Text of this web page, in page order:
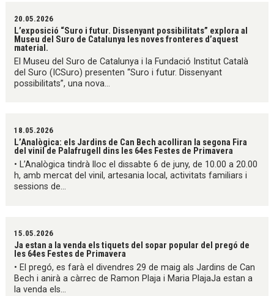
20.05.2026
L’exposició “Suro i futur. Dissenyant possibilitats” explora al
Museu del Suro de Catalunya les noves fronteres d’aquest
material.
El Museu del Suro de Catalunya i la Fundació Institut Català
del Suro (ICSuro) presenten “Suro i futur. Dissenyant
possibilitats”, una nova...
18.05.2026
L’Analògica: els Jardins de Can Bech acolliran la segona Fira
del vinil de Palafrugell dins les 64es Festes de Primavera
• L’Analògica tindrà lloc el dissabte 6 de juny, de 10.00 a 20.00
h, amb mercat del vinil, artesania local, activitats familiars i
sessions de...
15.05.2026
Ja estan a la venda els tiquets del sopar popular del pregó de
les 64es Festes de Primavera
• El pregó, es farà el divendres 29 de maig als Jardins de Can
Bech i anirà a càrrec de Ramon Plaja i Maria PlajaJa estan a
la venda els...